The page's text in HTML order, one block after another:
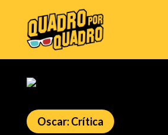
Oscar: Crítica